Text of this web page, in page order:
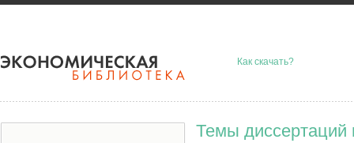
Как скачать?
Темы диссертаций